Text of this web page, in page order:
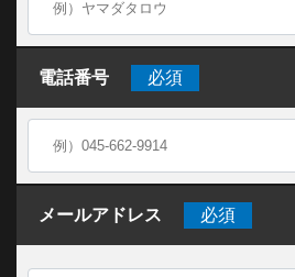
電話番号 必須
メールアドレス 必須